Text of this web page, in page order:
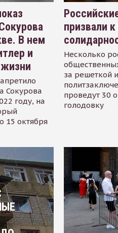
В нем
и
Сокурова
году, на
15 октября
призвали
Несколько
за решеткой
проведут 30
голодовку